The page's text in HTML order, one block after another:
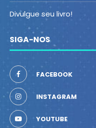
Divulgue seu livro!
SIGA-NOS
FACEBOOK
INSTAGRAM
YOUTUBE